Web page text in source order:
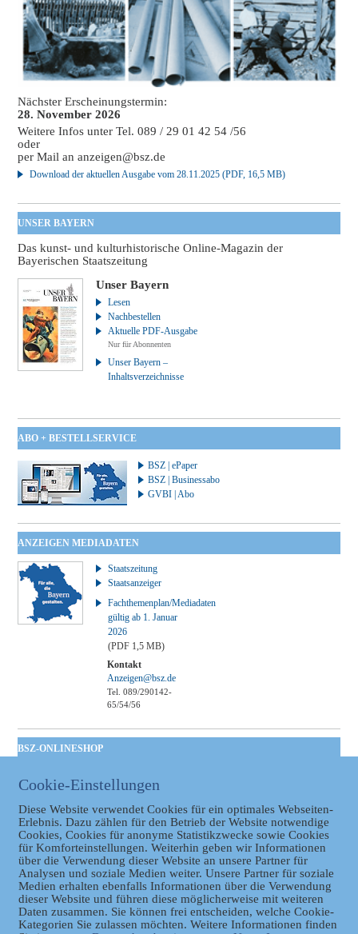
Nächster Erscheinungstermin:
28. November 2026
Weitere Infos unter Tel. 089 / 29 01 42 54 /56
oder
per Mail ananzeigen@bsz.de
Download der aktuellen Ausgabe vom 28.11.2025 (PDF, 16,5 MB)
UNSER BAYERN
Das kunst- und kulturhistorische Online-Magazin der
Bayerischen Staatszeitung
Unser Bayern
Lesen
Nachbestellen
Aktuelle PDF-Ausgabe
Nur für Abonnenten
Unser Bayern –
Inhaltsverzeichnisse
ABO + BESTELLSERVICE
BSZ | ePaper
BSZ | Businessabo
GVBI | Abo
ANZEIGEN MEDIADATEN
Staatszeitung
Staatsanzeiger
Fachthemenplan/Mediadaten
gültig ab 1. Januar
2026
(PDF 1,5 MB)
Kontakt
Anzeigen@bsz.de
Tel. 089/290142-
65/54/56
BSZ-ONLINESHOP
Taschenbuch
GVBl | Einbanddecke
Datenschutz
Cookie-Einstellungen
Diese Website verwendet Cookies für ein optimales Webseiten-
Erlebnis. Dazu zählen für den Betrieb der Website notwendige
Cookies, Cookies für anonyme Statistikzwecke sowie Cookies
für Komforteinstellungen. Weiterhin geben wir Informationen
über die Verwendung dieser Website an unsere Partner für
Analysen und soziale Medien weiter. Unsere Partner für soziale
Medien erhalten ebenfalls Informationen über die Verwendung
dieser Website und führen diese möglicherweise mit weiteren
Daten zusammen. Sie können frei entscheiden, welche Cookie-
Kategorien Sie zulassen möchten. Weitere Informationen finden